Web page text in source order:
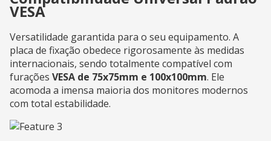
VESA
Versatilidade garantida para o seu equipamento. A
placa de fixação obedece rigorosamente às medidas
internacionais, sendo totalmente compatível com
furações VESA de 75x75mm e 100x100mm. Ele
acomoda a imensa maioria dos monitores modernos
com total estabilidade.